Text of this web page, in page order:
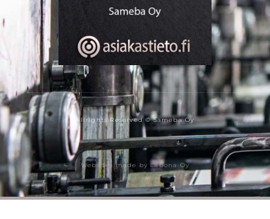
Allrights Reserved © Sameba Oy
Websites made by Labona Oy